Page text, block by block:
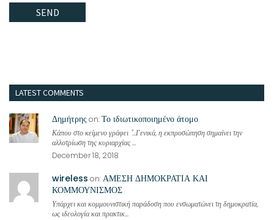
LATEST COMMENTS
Δημήτρηςon:Το ιδιωτικοποιημένο άτομο
Κάπου στο κείμενο γράφει "...Γενικά, η εκπροσώπηση σημαίνει την
αλλοτρίωση της κυριαρχίας ...
December 18, 2018
wireless on:ΑΜΕΣΗ ΔΗΜΟΚΡΑΤΙΑ ΚΑΙ
ΚΟΜΜΟΥΝΙΣΜΟΣ
Υπάρχει και κομμουνιστική παράδοση που ενσωματώνει τη δημοκρατία,
ως ιδεολογία και πρακτικ...